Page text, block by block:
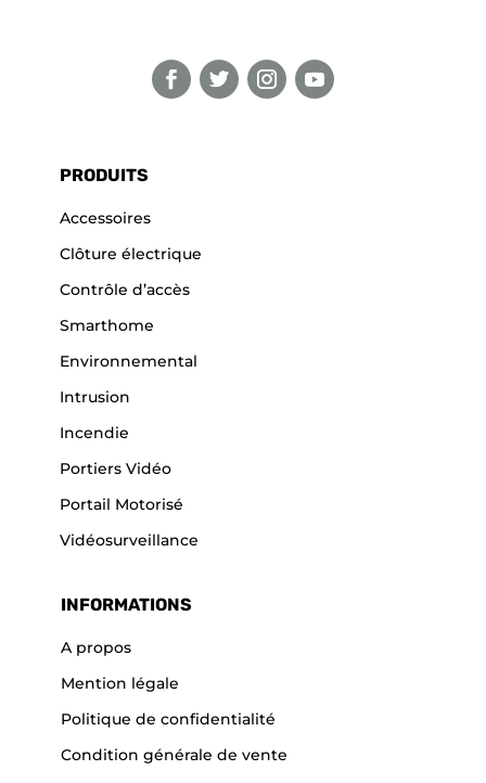
PRODUITS
Accessoires
Clôture électrique
Contrôle d’accès
Smarthome
Environnemental
Intrusion
Incendie
Portiers Vidéo
Portail Motorisé
Vidéosurveillance
INFORMATIONS
A propos
Mention légale
Politique de confidentialité
Condition générale de vente